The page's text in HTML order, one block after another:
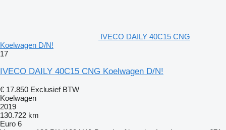
IVECO DAILY 40C15 CNG
Koelwagen D/N!
17
IVECO DAILY 40C15 CNG Koelwagen D/N!
€ 17.850 Exclusief BTW
Koelwagen
2019
130.722 km
Euro 6